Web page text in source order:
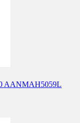
AANMAH5059L